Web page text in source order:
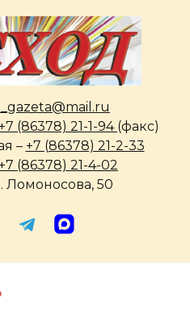
(86378) 21-1-94 (факс)
– +7 (86378) 21-2-33
(86378) 21-4-02
Ломоносова, 50